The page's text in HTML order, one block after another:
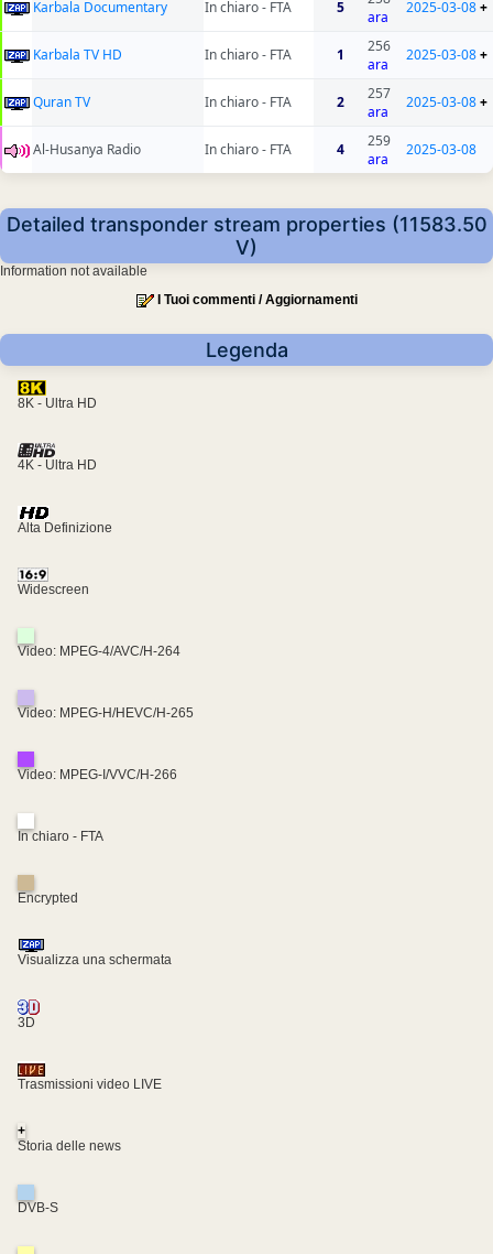
Karbala Documentary In chiaro - FTA 5
ara
2025-03-08+
Karbala TV HD In chiaro - FTA 1
256
ara
2025-03-08+
Quran TV In chiaro - FTA 2
257
ara
2025-03-08+
Al-Husanya Radio In chiaro - FTA 4
259
ara
2025-03-08
Detailed transponder stream properties (11583.50
V)
Information not available
I Tuoi commenti / Aggiornamenti
Legenda
8K - Ultra HD
4K - Ultra HD
Alta Definizione
Widescreen
Video: MPEG-4/AVC/H-264
Video: MPEG-H/HEVC/H-265
Video: MPEG-I/VVC/H-266
In chiaro - FTA
Encrypted
Visualizza una schermata
3D
Trasmissioni video LIVE
+
Storia delle news
DVB-S